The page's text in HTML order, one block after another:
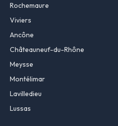
Rochemaure
Viviers
Ancône
Châteauneuf-du-Rhône
Meysse
Montélimar
Lavilledieu
Lussas